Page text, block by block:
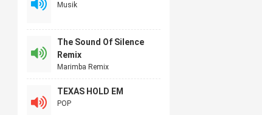
Musik
The Sound Of Silence
Remix
Marimba Remix
TEXAS HOLD EM
POP